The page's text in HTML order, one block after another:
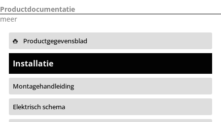
Productdocumentatie
meer
Productgegevensblad
Installatie
Montagehandleiding
Elektrisch schema